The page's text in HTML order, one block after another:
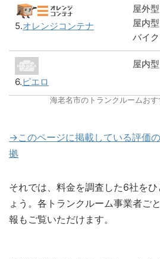
5.オレンジコンテナ
屋外型
屋内型
バイク
6.ピエロ
屋内型
海老名市のトランクルームお
→このページに掲載している評価
拠
それでは、料金を調査した6社を
ょう。各トランクルーム事業者ご
報もご覧いただけます。